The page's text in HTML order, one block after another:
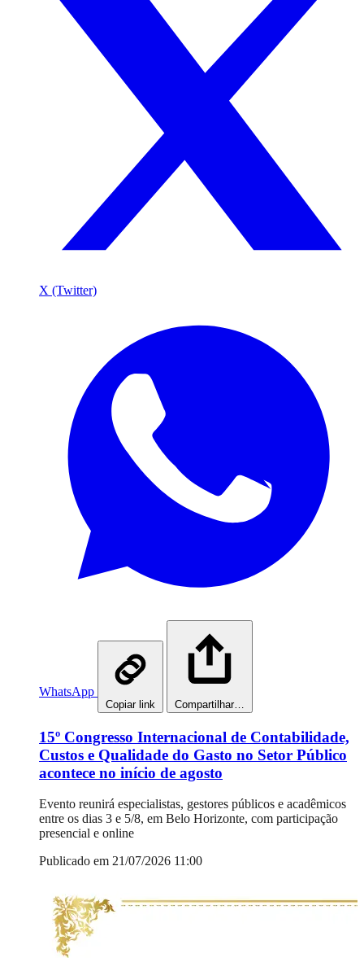
X (Twitter)
WhatsApp
Copiar link Compartilhar…
15º Congresso Internacional de Contabilidade,
Custos e Qualidade do Gasto no Setor Público
acontece no início de agosto
Evento reunirá especialistas, gestores públicos e acadêmicos
entre os dias 3 e 5/8, em Belo Horizonte, com participação
presencial e online
Publicado em 21/07/2026 11:00